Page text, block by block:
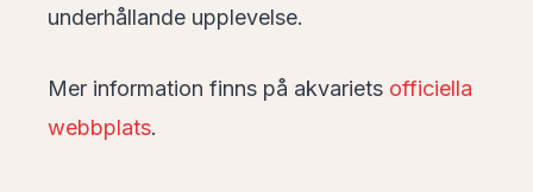
underhållande upplevelse.
Mer information finns på akvariets officiella
webbplats.